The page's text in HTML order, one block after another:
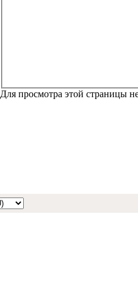
Для просмотра этой страницы